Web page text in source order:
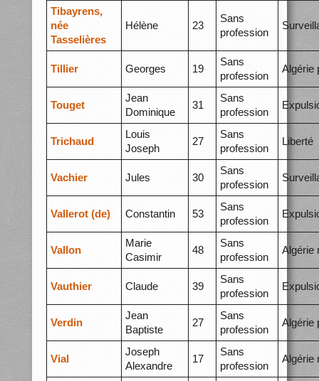
Tibayrens,
née
Tasselières
Hélène 23
Sans
profession
Tillier Georges 19
Sans
profession
Algérie
Touget
Jean
Dominique
31
Sans
profession
Trichaud
Louis
Joseph
27
Sans
profession
Liberté
Vachier Jules 30
Sans
profession
Vallerot (de) Constantin 53
Sans
profession
Vallon
Marie
Casimir
48
Sans
profession
Algérie
Vauthier Claude 39
Sans
profession
Verdin
Jean
Baptiste
27
Sans
profession
Algérie
Vial
Joseph
Alexandre
17
Sans
profession
Algérie